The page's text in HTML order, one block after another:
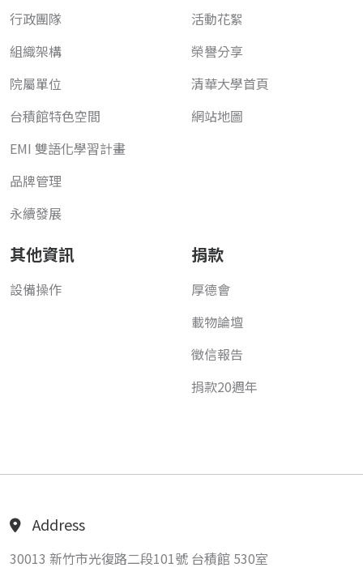
行政團隊
組織架構
院屬單位
台積館特色空間
EMI 雙語化學習計畫
品牌管理
永續發展
活動花絮
榮譽分享
清華大學首頁
網站地圖
其他資訊
設備操作
捐款
厚德會
載物論壇
徵信報告
捐款20週年
Address
30013 新竹市光復路二段101號 台積館 530室